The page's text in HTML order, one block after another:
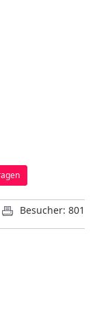
Besucher: 801